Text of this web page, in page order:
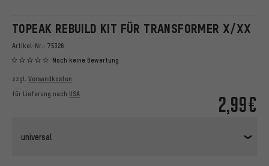
TOPEAK REBUILD KIT FÜR TRANSFORMER X/XX
Artikel-Nr.: 75326
Noch keine Bewertung
2,99€
zzgl. Versandkosten
für Lieferung nach USA
universal